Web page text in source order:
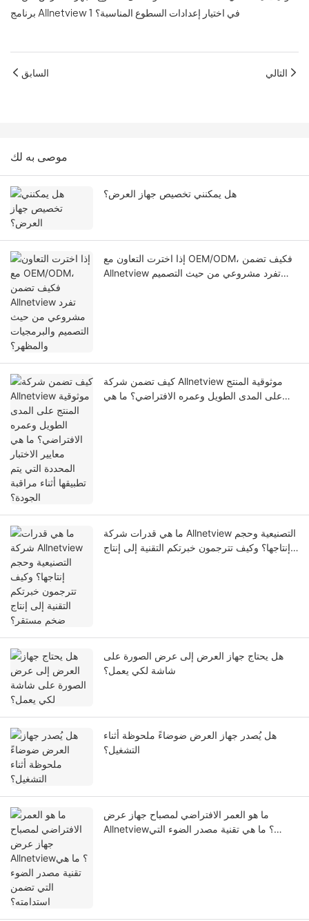
السابق التالي
موصى به لك
هل يمكنني تخصيص جهاز العرض؟
إذا اخترت التعاون مع OEM/ODM، فكيف تضمن
Allnetview تفرد مشروعي من حيث التصميم
كيف تضمن شركة Allnetview موثوقية المنتج
على المدى الطويل وعمره الافتراضي؟ ما هي
ما هي قدرات شركة Allnetview التصنيعية وحجم
إنتاجها؟ وكيف تترجمون خبرتكم التقنية إلى إنتاج
هل يحتاج جهاز العرض إلى عرض الصورة على
شاشة لكي يعمل؟
هل يُصدر جهاز العرض ضوضاءً ملحوظة أثناء
التشغيل؟
ما هو العمر الافتراضي لمصباح جهاز عرض
Allnetview؟ ما هي تقنية مصدر الضوء التي